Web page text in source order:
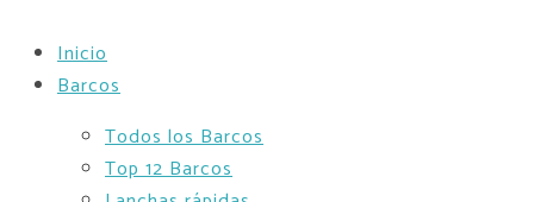
Inicio
Barcos
Todos los Barcos
Top 12 Barcos